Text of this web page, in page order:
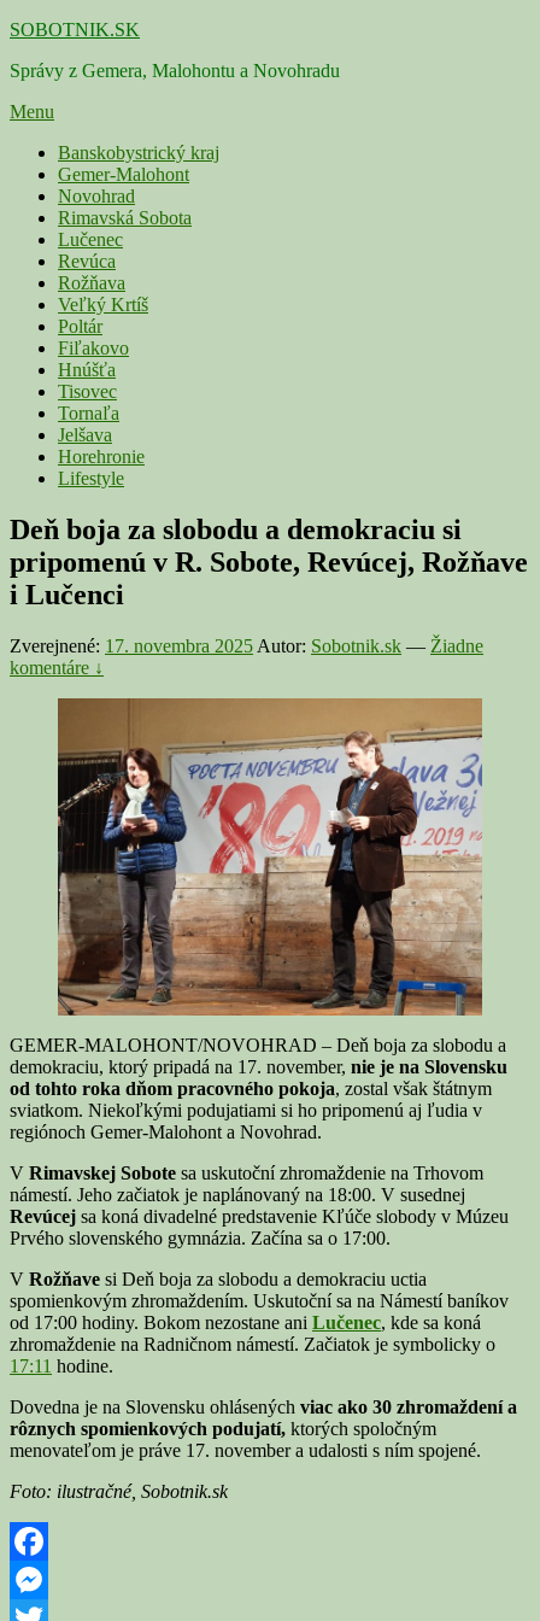
Skip
content
SOBOTNIK.SK
Správy z Gemera, Malohontu a Novohradu
Menu
Primárne
menu
Banskobystrický kraj
Gemer-Malohont
Novohrad
Rimavská Sobota
Lučenec
Revúca
Rožňava
Veľký Krtíš
Poltár
Fiľakovo
Hnúšťa
Tisovec
Tornaľa
Jelšava
Horehronie
Lifestyle
Deň boja za slobodu a demokraciu si
pripomenú v R. Sobote, Revúcej, Rožňave
i Lučenci
Zverejnené: 17. novembra 2025 Autor: Sobotnik.sk — Žiadne
komentáre ↓
GEMER-MALOHONT/NOVOHRAD – Deň boja za slobodu a
demokraciu, ktorý pripadá na 17. november, nie je na Slovensku
od tohto roka dňom pracovného pokoja, zostal však štátnym
sviatkom. Niekoľkými podujatiami si ho pripomenú aj ľudia v
regiónoch Gemer-Malohont a Novohrad.
V Rimavskej Sobote sa uskutoční zhromaždenie na Trhovom
námestí. Jeho začiatok je naplánovaný na 18:00. V susednej
Revúcej sa koná divadelné predstavenie Kľúče slobody v Múzeu
Prvého slovenského gymnázia. Začína sa o 17:00.
V Rožňave si Deň boja za slobodu a demokraciu uctia
spomienkovým zhromaždením. Uskutoční sa na Námestí baníkov
od 17:00 hodiny. Bokom nezostane ani Lučenec, kde sa koná
zhromaždenie na Radničnom námestí. Začiatok je symbolicky o
17:11 hodine.
Dovedna je na Slovensku ohlásených viac ako 30 zhromaždení a
rôznych spomienkových podujatí, ktorých spoločným
menovateľom je práve 17. november a udalosti s ním spojené.
Foto: ilustračné, Sobotnik.sk
Facebook